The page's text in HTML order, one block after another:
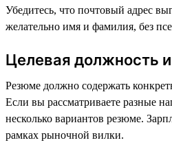
Убедитесь, что почтовый адрес
желательно имя и фамилия, без
Целевая должность
Резюме должно содержать
Если вы рассматриваете разные
несколько вариантов резюме.
рамках рыночной вилки.